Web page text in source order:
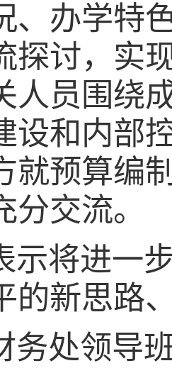
、办学特
探讨，实
人员围绕
设和内部
就预算编
分交流。
示将进一
的新思路
务处领导